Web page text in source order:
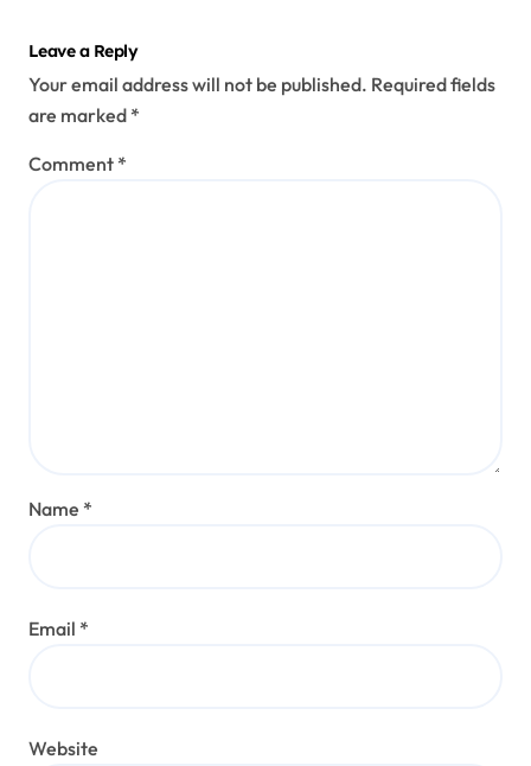
Leave a Reply
Your email address will not be published. Required fields
are marked *
Comment *
Name *
Email *
Website